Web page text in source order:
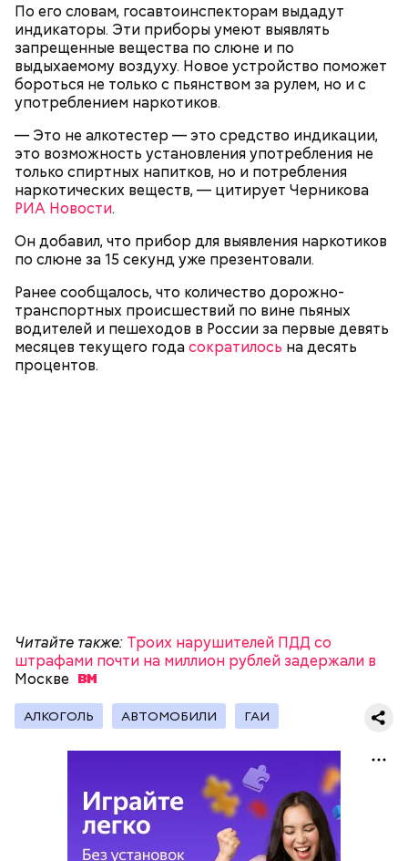
По его словам, госавтоинспекторам выдадут
индикаторы. Эти приборы умеют выявлять
запрещенные вещества по слюне и по
выдыхаемому воздуху. Новое устройство поможет
бороться не только с пьянством за рулем, но и с
употреблением наркотиков.
— Это не алкотестер — это средство индикации,
это возможность установления употребления не
только спиртных напитков, но и потребления
наркотических веществ, — цитирует Черникова
РИА Новости.
Он добавил, что прибор для выявления наркотиков
по слюне за 15 секунд уже презентовали.
Ранее сообщалось, что количество дорожно-
транспортных происшествий по вине пьяных
водителей и пешеходов в России за первые девять
месяцев текущего годасократилось на десять
процентов.
Читайте также: Троих нарушителей ПДД со
штрафами почти на миллион рублей задержали в
Москве
АЛКОГОЛЬ АВТОМОБИЛИ ГАИ
Ранее научный руководитель Гидрометцентра
России Роман Вильфанд
гололедица сохранится в Москве до выходных 21–
22 ноября.
более чем на 35
миллионов рублей за самострой.